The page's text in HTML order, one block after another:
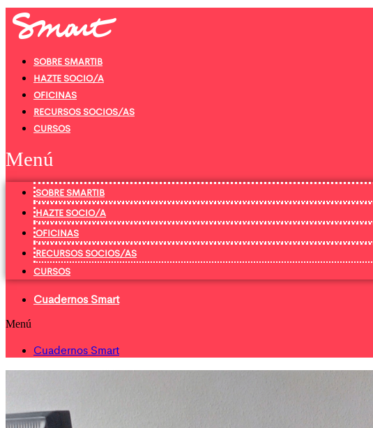
Ir
contenido
SOBRE SMARTIB
HAZTE SOCIO/A
OFICINAS
RECURSOS SOCIOS/AS
CURSOS
Menú
SOBRE SMARTIB
HAZTE SOCIO/A
OFICINAS
RECURSOS SOCIOS/AS
CURSOS
Cuadernos Smart
Menú
Cuadernos Smart